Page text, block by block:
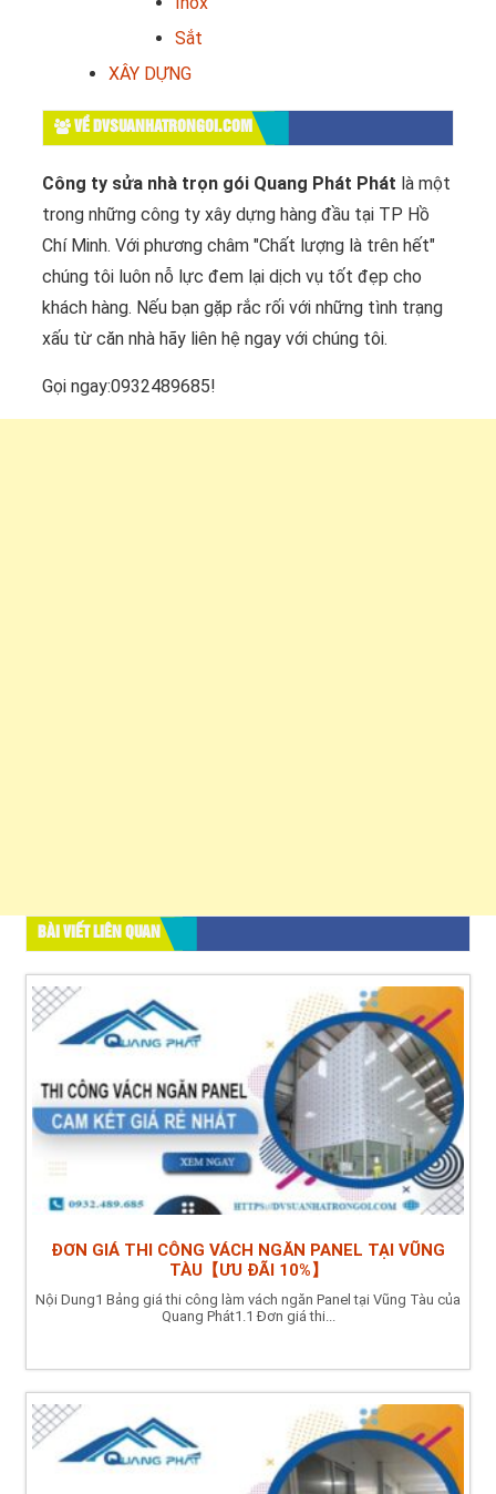
Sắt
XÂY DỰNG
VỀ DVSUANHATRONGOI.COM
Công ty sửa nhà trọn gói Quang Phát Phát là một
trong những công ty xây dựng hàng đầu tại TP Hồ
Chí Minh. Với phương châm "Chất lượng là trên hết"
chúng tôi luôn nỗ lực đem lại dịch vụ tốt đẹp cho
khách hàng. Nếu bạn gặp rắc rối với những tình trạng
xấu từ căn nhà hãy liên hệ ngay với chúng tôi.
Gọi ngay:0932489685!
BÀI VIẾT LIÊN QUAN
ĐƠN GIÁ THI CÔNG VÁCH NGĂN PANEL TẠI VŨNG
TÀU【ƯU ĐÃI 10%】
Nội Dung1 Bảng giá thi công làm vách ngăn Panel tại Vũng Tàu của
Quang Phát1.1 Đơn giá thi...